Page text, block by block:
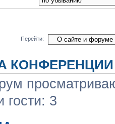
Перейти:
КОНФЕРЕНЦИИ
гости: 3